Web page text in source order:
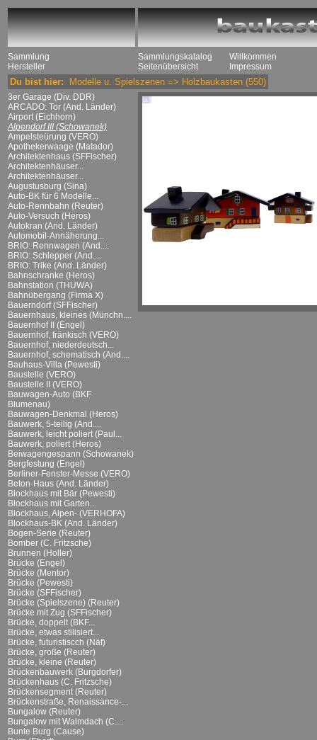
Sammlung
Hersteller
Sammlungskatalog
Seitenübersicht
Willkommen
Impressum
Du bist hier: Modelle u. Spielszenen => Holzbaukasten (550)
3er Garage (Div. DDR)
ARCADO: Tor (And. Länder)
Airport (Eichhorn)
Alpendorf III (Schowanek)
Ampelsteürung (VERO)
Apothekerwaage (Matador)
Architektenhaus (SFFischer)
Architektenhäuser...
Architektenhäuser...
Augustusburg (Sina)
Auto-BK für 6 Modelle...
Auto-Rennbahn (Reuter)
Auto-Versuch (Heros)
Autokran (And. Länder)
Automobil-Annäherung...
BRIO: Rennwagen (And....
BRIO: Schlepper (And....
BRIO: Trike (And. Länder)
Bahnschranke (Heros)
Bahnstation (THUWA)
Bahnübergang (Firma X)
Bauerndorf (SFFischer)
Bauernhaus, kleines (Münchn....
Bauernhof II (Engel)
Bauernhof, fränkisch (VERO)
Bauernhof, niederdeutsch...
Bauernhof, schematisch (And....
Bauhaus-Villa (Pewesti)
Baustelle (VERO)
Baustelle II (VERO)
Bauwagen-Auto (BKF
Blumenau)
Bauwagen-Denkmal (Heros)
Bauwerk, 5-teilig (And....
Bauwerk, leicht poliert (Paul...
Bauwerk, poliert (Heros)
Beiwagengespann (Schowanek)
Bergfestung (Engel)
Berliner-Fenster-Messe (VERO)
Beton-Haus (And. Länder)
Blockhaus mit Bär (Pewesti)
Blockhaus mit Garten...
Blockhaus, Alpen- (VERHOFA)
Blockhaus-BK (And. Länder)
Bogen-Serie (Reuter)
Bomber (C. Fritzsche)
Brunnen (Holler)
Brücke (Engel)
Brücke (Mentor)
Brücke (Pewesti)
Brücke (SFFischer)
Brücke (Spielszene) (Reuter)
Brücke mit Zug (SFFischer)
Brücke, doppelt (BKF...
Brücke, etwas stilisiert...
Brücke, futuristiscch (Näf)
Brücke, große (Reuter)
Brücke, kleine (Reuter)
Brückenbauwerk (Burgdorfer)
Brückenhaus (C. Fritzsche)
Brückensegment (Reuter)
Brückenstraße, Renaissance-...
Bungalow (Reuter)
Bungalow mit Walmdach (C....
Bunte Burg (Cause)